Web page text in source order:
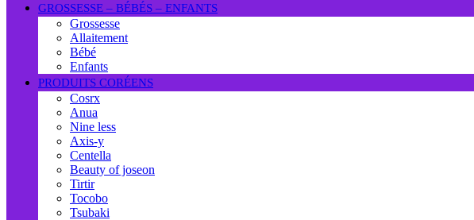
GROSSESSE – BÉBÉS – ENFANTS
Grossesse
Allaitement
Bébé
Enfants
PRODUITS CORÉENS
Cosrx
Anua
Nine less
Axis-y
Centella
Beauty of joseon
Tirtir
Tocobo
Tsubaki